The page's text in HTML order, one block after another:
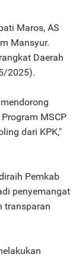
Maros, AS
Mansyur.
Daerah
2025).
MSCP
dari KPK,"
Pemkab
penyemangat
transparan